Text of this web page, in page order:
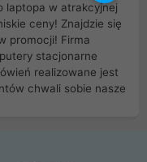
laptopa w atrakcyjnej
ceny! Znajdzie się
promocji! Firma
stacjonarne
realizowane jest
chwali sobie nasze